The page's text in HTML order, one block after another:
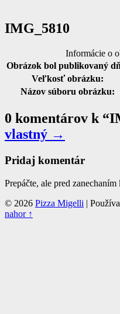
IMG_5810
Informácie o
Obrázok bol publikovaný
Veľkosť obrázku:
Názov súboru obrázku:
0 komentárov k “
vlastný →
Pridaj komentár
Prepáčte, ale pred zanechaním
© 2026 Pizza Migelli |
nahor ↑